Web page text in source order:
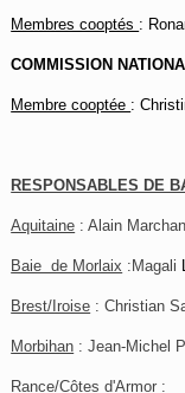
Membres cooptés :
COMMISSION
Membre cooptée :
RESPONSABLES DE
Aquitaine : Alain
Baie de Morlaix :Magali
Brest/Iroise : Christian
Morbihan : Jean-Michel
Rance/Côtes d'Armor :